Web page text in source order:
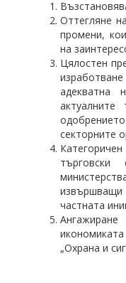
Оттегляне
промени,
на
Цялостен
адекватна
секторните
частната
„Охрана и